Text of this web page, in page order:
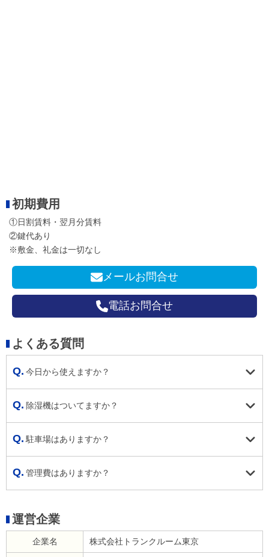
初期費用
①日割賃料・翌月分賃料
②鍵代あり
※敷金、礼金は一切なし
メールお問合せ
電話お問合せ
よくある質問
今日から使えますか？
除湿機はついてますか？
駐車場はありますか？
管理費はありますか？
運営企業
企業名 株式会社トランクルーム東京